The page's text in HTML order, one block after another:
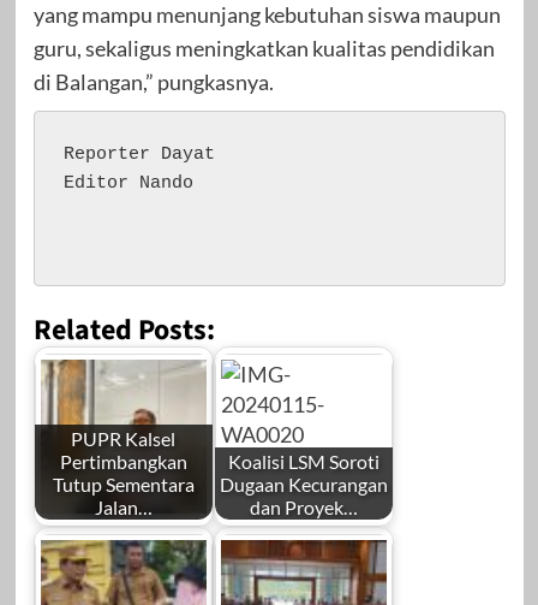
yang mampu menunjang kebutuhan siswa maupun
guru, sekaligus meningkatkan kualitas pendidikan
di Balangan,” pungkasnya.
Reporter Dayat
Editor Nando
Related Posts:
PUPR Kalsel
Pertimbangkan
Tutup Sementara
Jalan…
Koalisi LSM Soroti
Dugaan Kecurangan
dan Proyek…